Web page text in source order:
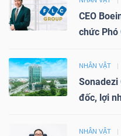
CEO
chức Phó
NHÂN VẬT
Sonadezi
đốc, lợi
NHÂN VẬT